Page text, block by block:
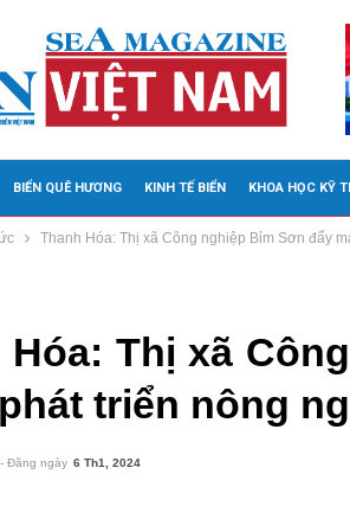
BIỂN QUÊ HƯƠNG KINH TẾ BIỂN KHOA HỌC KỸ
Thanh Hóa: Thị xã Công nghiệp Bỉm Sơn đẩy
Hóa: Thị xã
triển nông
- Đăng ngày 6 Th1, 2024